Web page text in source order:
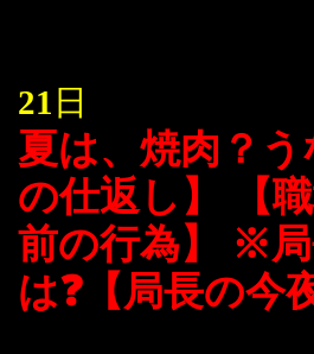
21 日
夏は、焼肉？う
の仕返し】 【
前の行為】 ※
は❓【局長の